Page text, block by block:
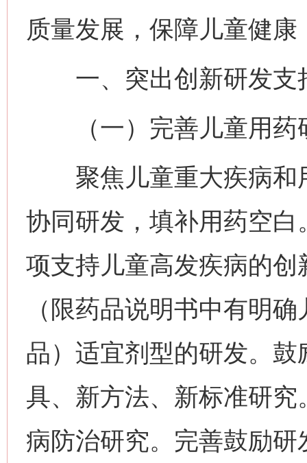
质量发展，保障儿童健
一、突出创新研发支
（一）完善儿童用药
聚焦儿童重大疾病和
协同研发，填补用药空
项支持儿童高发疾病的
（限药品说明书中有明
品）适宜剂型的研发。
具、新方法、新标准研
病防治研究。完善鼓励